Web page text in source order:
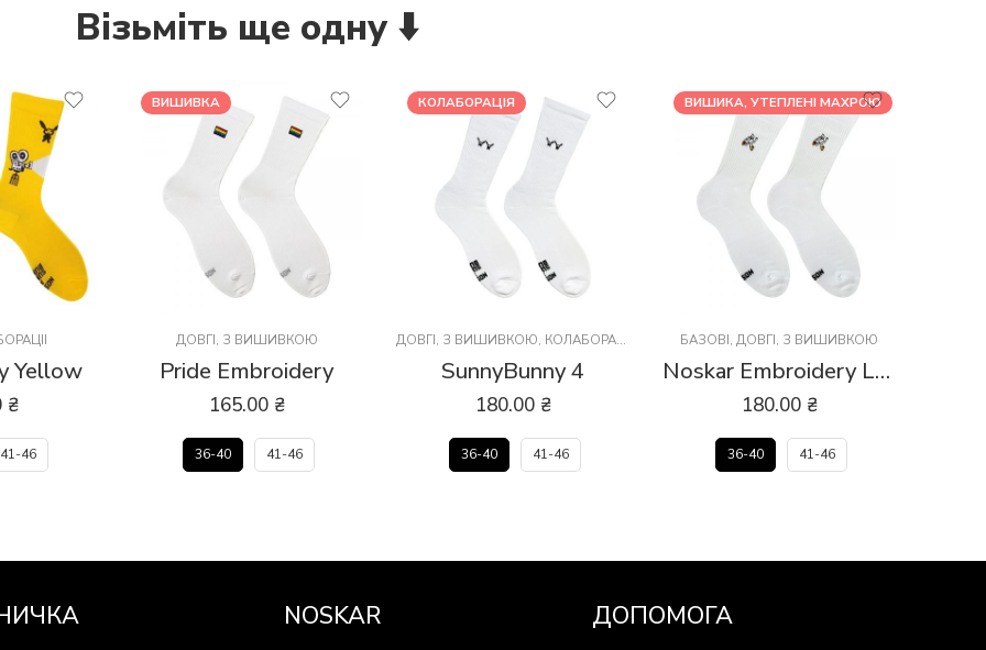
Візьміть ще одну ⬇️
Yellow
₴
41-46
ВИШИВКА
ДОВГІ, З ВИШИВКОЮ
Pride Embroidery
165.00 ₴
36-40 41-46
КОЛАБОРАЦІЯ
ДОВГІ, З ВИШИВКОЮ, КОЛАБОРАЦІЇ
SunnyBunny 4
180.00 ₴
36-40 41-46
ВИШИКА, УТЕПЛЕНІ МАХРОЮ
БАЗОВІ, ДОВГІ, З ВИШИВКОЮ
Noskar Embroidery Logo
180.00 ₴
36-40 41-46
NOSKAR ДОПОМОГА